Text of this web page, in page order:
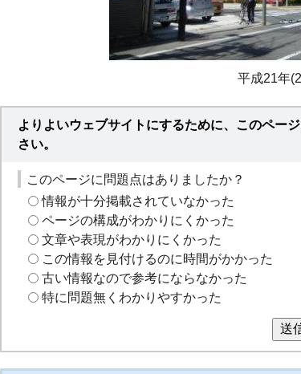
平成21年
よりよいウェブサイトにするために、このペー
さい。
このページに問題点はありましたか？
情報が十分掲載されていなかった
ページの構成がわかりにくかった
文章や表現がわかりにくかった
この情報を見付けるのに時間がかかった
古い情報なので参考にならなかった
特に問題無くわかりやすかった
送